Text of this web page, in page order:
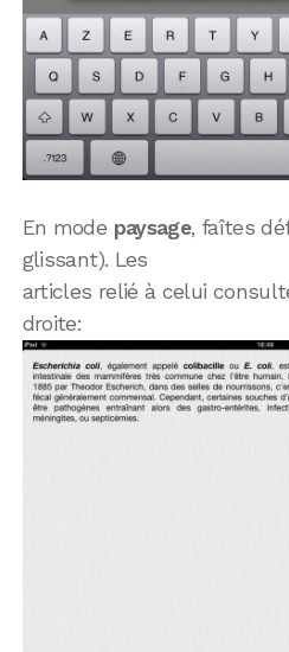
En mode paysage, faîtes
glissant). Les
articles relié à celui
droite: